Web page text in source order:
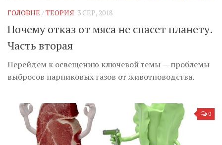
ГОЛОВНЕ /ТЕОРИЯ 3 СЕР, 2018
Почему отказ от мяса не спасет планету.
Часть вторая
Перейдем к освещению ключевой темы — проблемы
выбросов парниковых газов от животноводства.
0